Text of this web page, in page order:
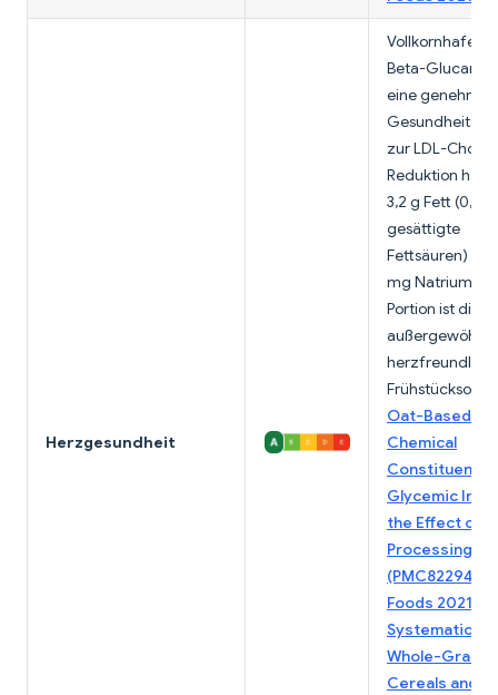
Herzgesundheit
Vollkornhafer
Beta-Glucan,
eine
zur LDL-
Reduktion hat.
3,2 g Fett (0,9 g
gesättigte
Fettsäuren)
mg Natrium pro
Portion ist dies
Oat-Based
Chemical
Constituents,
Glycemic
the Effect of
Processing
(PMC8229445,
Foods 2021)
Systematic
Whole-Grain
Cereals and